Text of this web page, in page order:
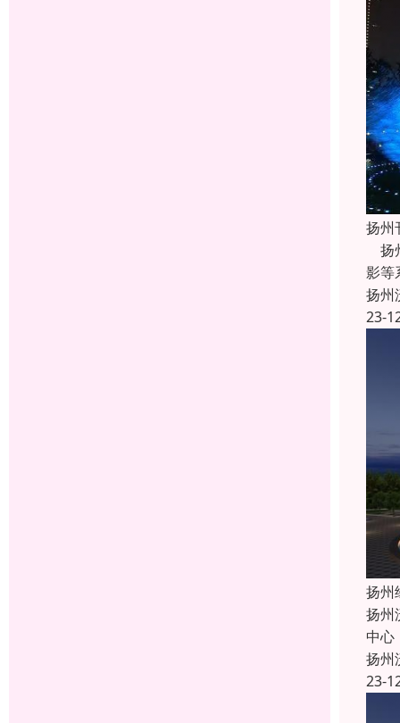
扬州
扬
影等
扬州
23-
扬州
扬州
中心
扬州
23-